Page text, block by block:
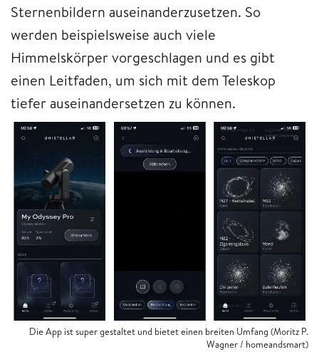
Sternenbildern auseinanderzusetzen. So
werden beispielsweise auch viele
Himmelskörper vorgeschlagen und es gibt
einen Leitfaden, um sich mit dem Teleskop
tiefer auseinandersetzen zu können.
Die App ist super gestaltet und bietet einen breiten Umfang (Moritz P.
Wagner / homeandsmart)